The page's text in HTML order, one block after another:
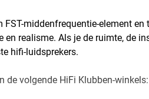
middenfrequentie-element en
realisme. Als je de ruimte, de
hifi-luidsprekers.
de volgende HiFi Klubben-winkels: